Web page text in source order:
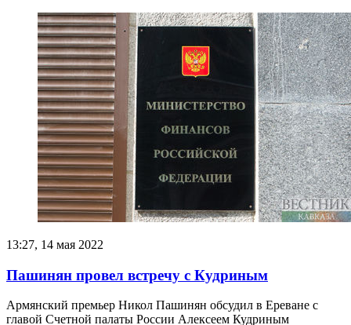
13:27, 14 мая 2022
Пашинян провел встречу с Кудриным
Армянский премьер Никол Пашинян обсудил в Ереване с
главой Счетной палаты России Алексеем Кудриным